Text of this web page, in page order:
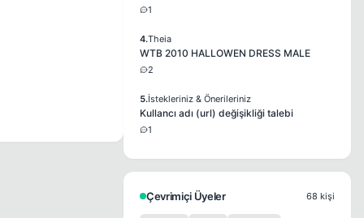
1
4.Theia
WTB 2010 HALLOWEN DRESS MALE
2
5.İstekleriniz & Önerileriniz
Kullancı adı (url) değişikliği talebi
1
Çevrimiçi Üyeler 68 kişi